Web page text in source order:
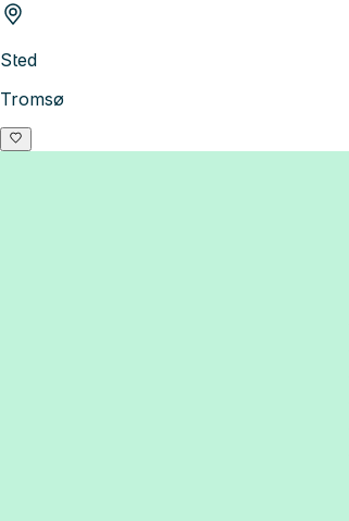
Sted
Tromsø